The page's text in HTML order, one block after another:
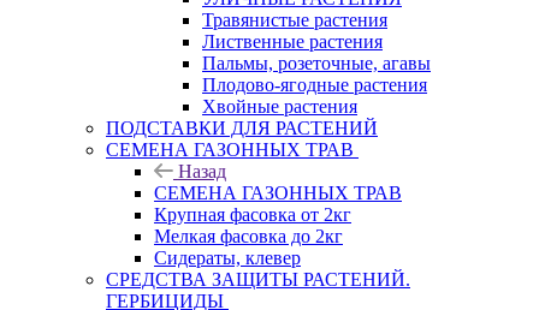
Травянистые растения
Лиственные растения
Пальмы, розеточные, агавы
Плодово-ягодные растения
Хвойные растения
ПОДСТАВКИ ДЛЯ РАСТЕНИЙ
СЕМЕНА ГАЗОННЫХ ТРАВ
Назад
СЕМЕНА ГАЗОННЫХ ТРАВ
Крупная фасовка от 2кг
Мелкая фасовка до 2кг
Сидераты, клевер
СРЕДСТВА ЗАЩИТЫ РАСТЕНИЙ.
ГЕРБИЦИДЫ